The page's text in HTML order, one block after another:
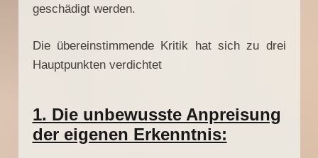
geschädigt werden.
Die übereinstimmende Kritik hat sich zu drei
Hauptpunkten verdichtet
1. Die unbewusste Anpreisung
der eigenen Erkenntnis: